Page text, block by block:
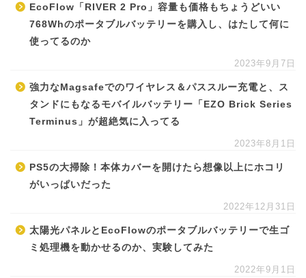
EcoFlow「RIVER 2 Pro」容量も価格もちょうどいい
768Whのポータブルバッテリーを購入し、はたして何に
使ってるのか
2023年9月7日
強力なMagsafeでのワイヤレス＆パススルー充電と、ス
タンドにもなるモバイルバッテリー「EZO Brick Series
Terminus」が超絶気に入ってる
2023年8月1日
PS5の大掃除！本体カバーを開けたら想像以上にホコリ
がいっぱいだった
2022年12月31日
太陽光パネルとEcoFlowのポータブルバッテリーで生ゴ
ミ処理機を動かせるのか、実験してみた
2022年9月1日